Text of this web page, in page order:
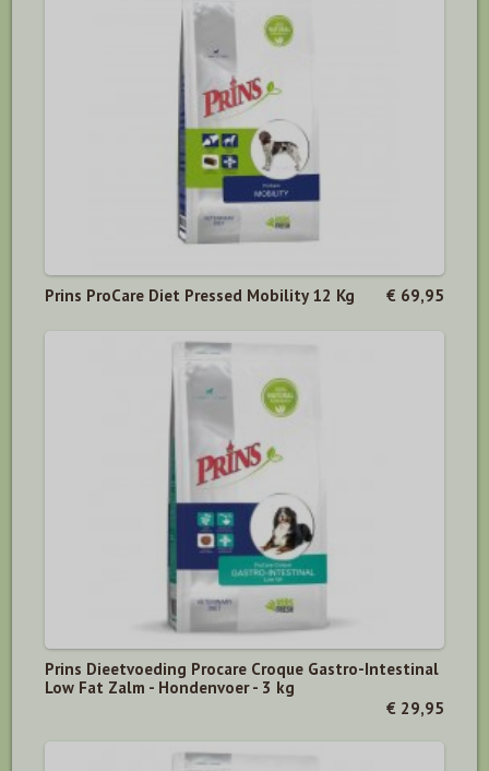
Prins ProCare Diet Pressed Mobility 12 Kg € 69,95
Prins Dieetvoeding Procare Croque Gastro-Intestinal
Low Fat Zalm - Hondenvoer - 3 kg
€ 29,95